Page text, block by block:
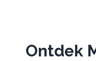
Ontdek